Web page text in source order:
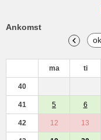
Ankomst
ma ti
40
41 5 6
42 12 13